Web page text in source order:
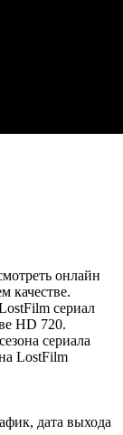
онлайн
качестве.
сериал
HD 720.
сериала
LostFilm
дата выхода